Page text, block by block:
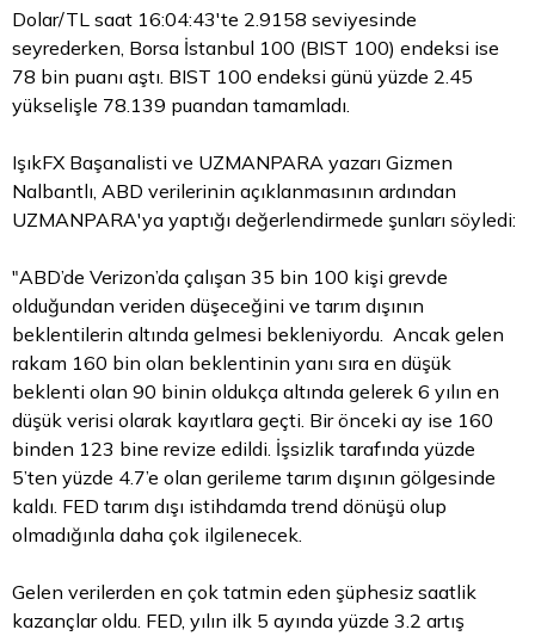
Dolar/TL saat 16:04:43'te 2.9158 seviyesinde
seyrederken, Borsa İstanbul 100 (BIST 100) endeksi ise
78 bin puanı aştı. BIST 100 endeksi günü yüzde 2.45
yükselişle 78.139 puandan tamamladı.
IşıkFX Başanalisti ve UZMANPARA yazarı Gizmen
Nalbantlı, ABD verilerinin açıklanmasının ardından
UZMANPARA'ya yaptığı değerlendirmede şunları söyledi:
"ABD’de Verizon’da çalışan 35 bin 100 kişi grevde
olduğundan veriden düşeceğini ve tarım dışının
beklentilerin altında gelmesi bekleniyordu. Ancak gelen
rakam 160 bin olan beklentinin yanı sıra en düşük
beklenti olan 90 binin oldukça altında gelerek 6 yılın en
düşük verisi olarak kayıtlara geçti. Bir önceki ay ise 160
binden 123 bine revize edildi. İşsizlik tarafında yüzde
5’ten yüzde 4.7’e olan gerileme tarım dışının gölgesinde
kaldı. FED tarım dışı istihdamda trend dönüşü olup
olmadığınla daha çok ilgilenecek.
Gelen verilerden en çok tatmin eden şüphesiz saatlik
kazançlar oldu. FED, yılın ilk 5 ayında yüzde 3.2 artış